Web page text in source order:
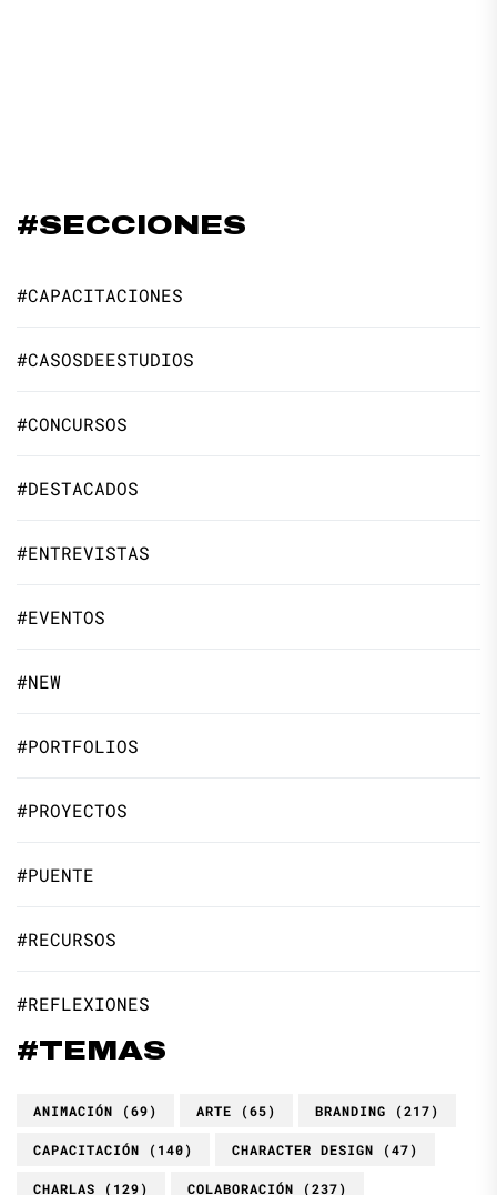
#SECCIONES
#CAPACITACIONES
#CASOSDEESTUDIOS
#CONCURSOS
#DESTACADOS
#ENTREVISTAS
#EVENTOS
#NEW
#PORTFOLIOS
#PROYECTOS
#PUENTE
#RECURSOS
#REFLEXIONES
#TEMAS
ANIMACIÓN (69) ARTE (65) BRANDING (217)
CAPACITACIÓN (140) CHARACTER DESIGN (47)
CHARLAS (129) COLABORACIÓN (237)